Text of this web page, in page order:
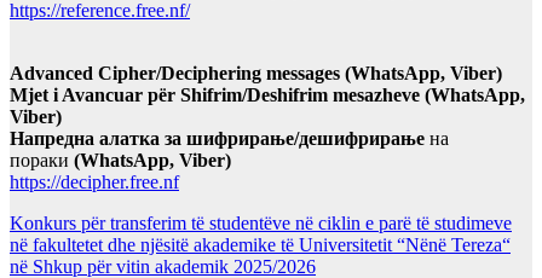
https://reference.free.nf/
Advanced Cipher/Deciphering messages (WhatsApp, Viber)
Mjet i Avancuar për Shifrim/Deshifrim mesazheve (WhatsApp,
Viber)
Напредна алатка за шифрирање/дешифрирање на
пораки (WhatsApp, Viber)
https://decipher.free.nf
Konkurs për transferim të studentëve në ciklin e parë të studimeve
në fakultetet dhe njësitë akademike të Universitetit “Nënë Tereza“
në Shkup për vitin akademik 2025/2026